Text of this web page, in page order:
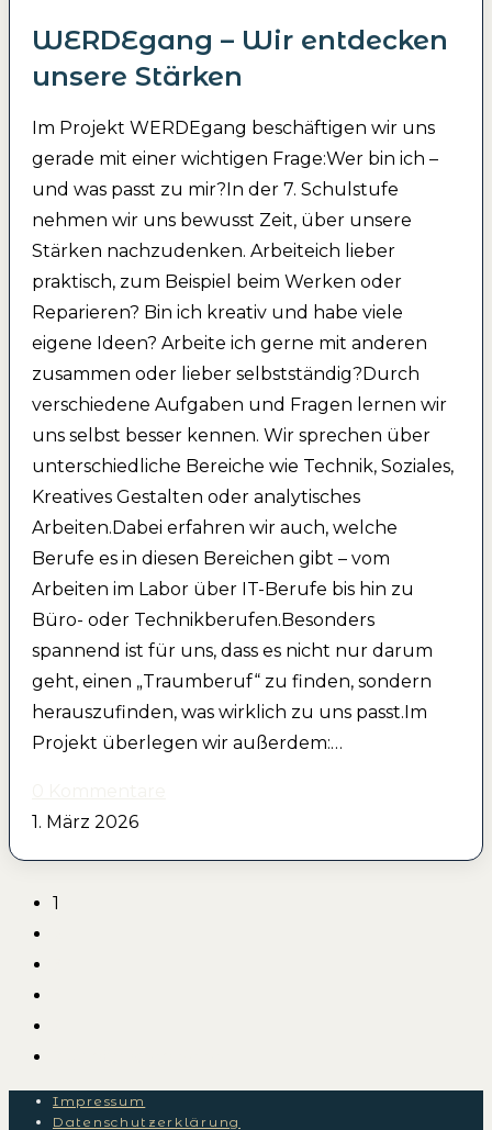
WERDEgang – Wir entdecken
unsere Stärken
Im Projekt WERDEgang beschäftigen wir uns
gerade mit einer wichtigen Frage:Wer bin ich –
und was passt zu mir?In der 7. Schulstufe
nehmen wir uns bewusst Zeit, über unsere
Stärken nachzudenken. Arbeiteich lieber
praktisch, zum Beispiel beim Werken oder
Reparieren? Bin ich kreativ und habe viele
eigene Ideen? Arbeite ich gerne mit anderen
zusammen oder lieber selbstständig?Durch
verschiedene Aufgaben und Fragen lernen wir
uns selbst besser kennen. Wir sprechen über
unterschiedliche Bereiche wie Technik, Soziales,
Kreatives Gestalten oder analytisches
Arbeiten.Dabei erfahren wir auch, welche
Berufe es in diesen Bereichen gibt – vom
Arbeiten im Labor über IT-Berufe bis hin zu
Büro- oder Technikberufen.Besonders
spannend ist für uns, dass es nicht nur darum
geht, einen „Traumberuf“ zu finden, sondern
herauszufinden, was wirklich zu uns passt.Im
Projekt überlegen wir außerdem:…
1. März 2026
1
Impressum
Datenschutzerklärung